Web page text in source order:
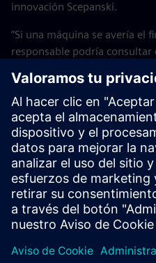
innovación Scepanski.
“Si una máquina se avería el
responsable podría
dice Romanowsky.
“El Copiloto Industrial
fábricas”, predice Kai
como la producción de
el tiempo requerido para la
permitirá que la fabricación
uno de los muchos campos